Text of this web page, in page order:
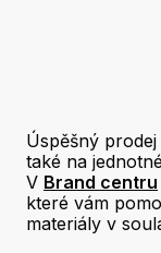
Úspěšný
také na
V Brand centru
které vám
materiály v